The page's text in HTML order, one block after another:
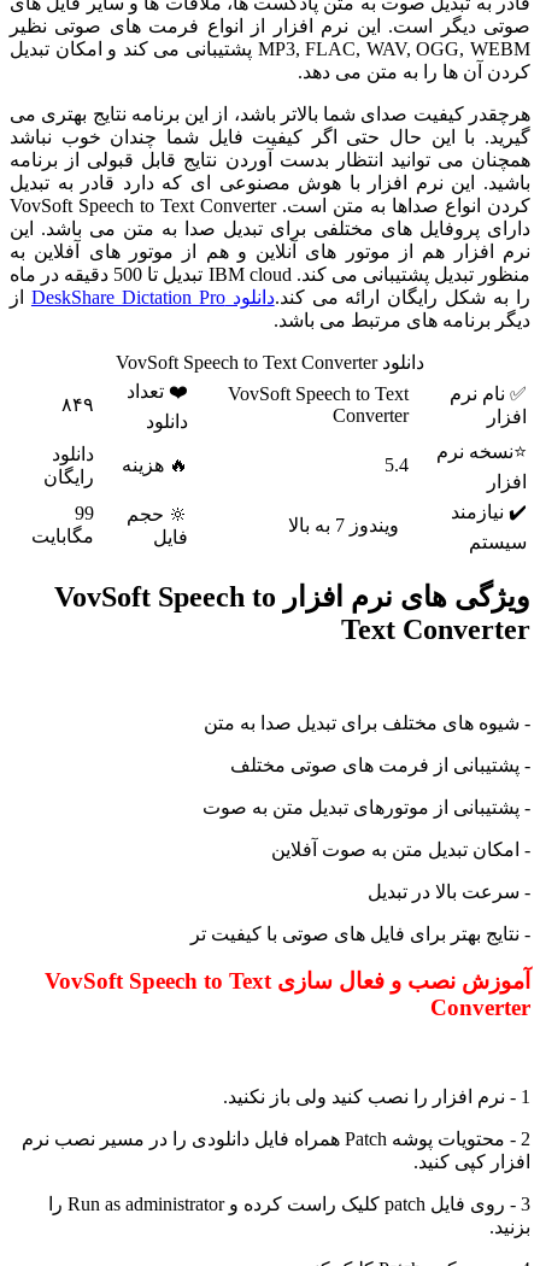
صوتی دیگر است. این نرم افزار از انواع فرمت های صوتی نظیر
MP3, FLAC, WAV, OGG, WEBM پشتیبانی می کند و امکان تبدیل
کردن آن ها را به متن می دهد.
هرچقدر کیفیت صدای شما بالاتر باشد، از این برنامه نتایج بهتری می
گیرید. با این حال حتی اگر کیفیت فایل شما چندان خوب نباشد
همچنان می توانید انتظار بدست آوردن نتایج قابل قبولی از برنامه
باشید. این نرم افزار با هوش مصنوعی ای که دارد قادر به تبدیل
کردن انواع صداها به متن است. VovSoft Speech to Text Converter
دارای پروفایل های مختلفی برای تبدیل صدا به متن می باشد. این
نرم افزار هم از موتور های آنلاین و هم از موتور های آفلاین به
منظور تبدیل پشتیبانی می کند. IBM cloud تبدیل تا 500 دقیقه در ماه
را به شکل رایگان ارائه می کند.دانلود DeskShare Dictation Pro
از
دیگر برنامه های مرتبط می باشد.
دانلود VovSoft Speech to Text Converter
✅ نام نرم
افزار
VovSoft Speech to Text
Converter
❤️ تعداد
دانلود
۸۴۹
⭐نسخه نرم
افزار
5.4 🔥 هزینه
دانلود
رایگان
✔️ نیازمند
سیستم
ویندوز 7 به بالا
🔆 حجم
فایل
99
مگابایت
ویژگی های نرم افزار VovSoft Speech to
Text Converter
- شیوه های مختلف برای تبدیل صدا به متن
- پشتیبانی از فرمت های صوتی مختلف
- پشتیبانی از موتورهای تبدیل متن به صوت
- امکان تبدیل متن به صوت آفلاین
- سرعت بالا در تبدیل
- نتایج بهتر برای فایل های صوتی با کیفیت تر
آموزش نصب و فعال سازی VovSoft Speech to Text
Converter
1 - نرم افزار را نصب کنید ولی باز نکنید.
2 - محتویات پوشه Patch همراه فایل دانلودی را در مسیر نصب نرم
افزار کپی کنید.
3 - روی فایل patch کلیک راست کرده و Run as administrator را
بزنید.